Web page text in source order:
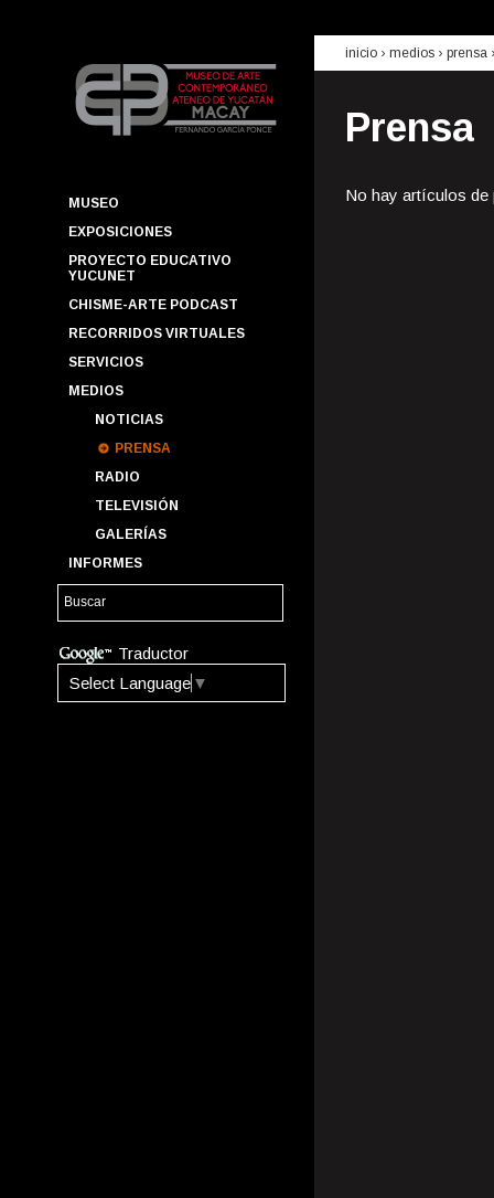
MUSEO
EXPOSICIONES
PROYECTO EDUCATIVO
YUCUNET
CHISME-ARTE PODCAST
RECORRIDOS VIRTUALES
SERVICIOS
MEDIOS
NOTICIAS
PRENSA
RADIO
TELEVISIÓN
GALERÍAS
INFORMES
Traductor
Select Language ▼
inicio › medios › prensa
Prensa
No hay artículos de